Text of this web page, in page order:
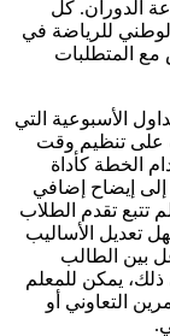
الدوران. كل
للرياضة في
مع المتطلبات
الأسبوعية التي
على تنظيم وقت
الخطة كأداة
إيضاح إضافي
تتبع تقدم الطلاب
تعديل الأساليب
بين الطالب
ذلك، يمكن للمعلم
التعاوني أو